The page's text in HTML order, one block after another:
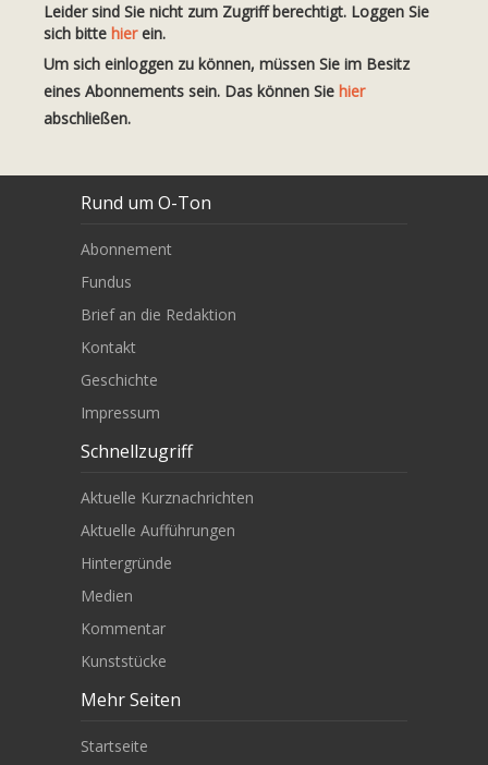
Leider sind Sie nicht zum Zugriff berechtigt. Loggen Sie
sich bitte hierein.
Um sich einloggen zu können, müssen Sie im Besitz
eines Abonnements sein. Das können Sie hier
abschließen.
Rund um O-Ton
Abonnement
Fundus
Brief an die Redaktion
Kontakt
Geschichte
Impressum
Schnellzugriff
Aktuelle Kurznachrichten
Aktuelle Aufführungen
Hintergründe
Medien
Kommentar
Kunststücke
Mehr Seiten
Startseite